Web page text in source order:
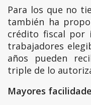
Para los que no
también ha
crédito fiscal por
trabajadores
años pueden
triple de lo
Mayores